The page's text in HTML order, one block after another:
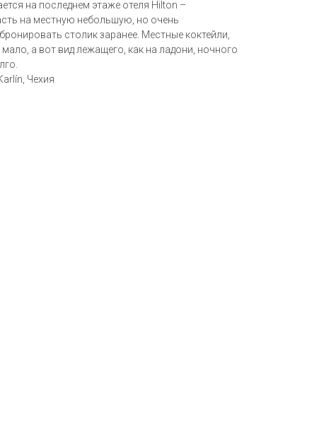
на последнем этаже отеля Hilton –
на местную небольшую, но очень
столик заранее. Местные коктейли,
а вот вид лежащего, как на ладони, ночного
Чехия